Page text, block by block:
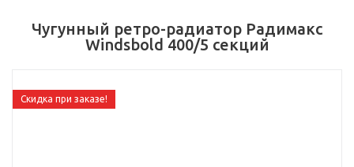
Чугунный ретро-радиатор Радимакс
Windsbold 400/5 секций
Скидка при заказе!